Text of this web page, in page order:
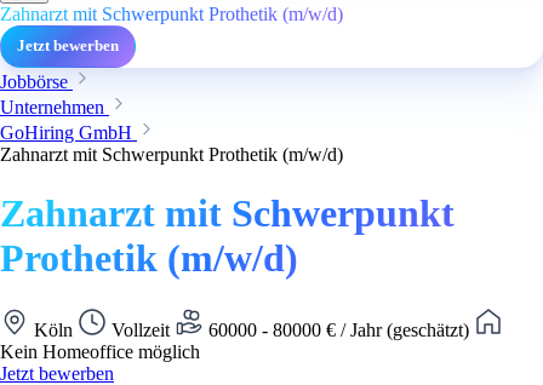
Zahnarzt mit Schwerpunkt Prothetik (m/w/d)
Jetzt bewerben
Jobbörse
Unternehmen
GoHiring GmbH
Zahnarzt mit Schwerpunkt Prothetik (m/w/d)
Zahnarzt mit Schwerpunkt
Prothetik (m/w/d)
Köln Vollzeit
60000 - 80000 € / Jahr (geschätzt)
Kein Homeoffice möglich
Jetzt bewerben